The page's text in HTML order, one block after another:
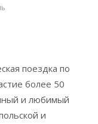
поездка по
более 50
и любимый
и